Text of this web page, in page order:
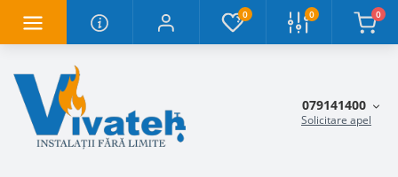
0 0 0
079141400
Solicitare apel